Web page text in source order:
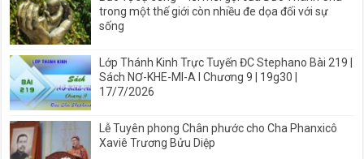
trong một thế giới còn nhiều đe dọa đối với sự
sống
Lớp Thánh Kinh Trực Tuyến ĐC Stephano Bài 219 |
Sách NƠ-KHE-MI-A I Chương 9 | 19g30 |
17/7/2026
Lễ Tuyên phong Chân phước cho Cha Phanxicô
Xaviê Trương Bửu Diệp